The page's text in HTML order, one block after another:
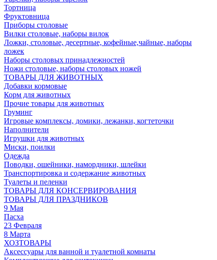
Тортница
Фруктовница
Приборы столовые
Вилки столовые, наборы вилок
Ложки, столовые, десертные, кофейные,чайные, наборы
ложек
Наборы столовых принадлежностей
Ножи столовые, наборы столовых ножей
ТОВАРЫ ДЛЯ ЖИВОТНЫХ
Добавки кормовые
Корм для животных
Прочие товары для животных
Груминг
Игровые комплексы, домики, лежанки, когтеточки
Наполнители
Игрушки для животных
Миски, поилки
Одежда
Поводки, ошейники, намордники, шлейки
Транспортировка и содержание животных
Туалеты и пеленки
ТОВАРЫ ДЛЯ КОНСЕРВИРОВАНИЯ
ТОВАРЫ ДЛЯ ПРАЗДНИКОВ
9 Мая
Пасха
23 Февраля
8 Марта
ХОЗТОВАРЫ
Аксессуары для ванной и туалетной комнаты